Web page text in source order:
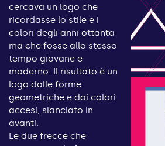
cercava un logo che
ricordasse lo stile e i
colori degli anni ottanta
ma che fosse allo stesso
tempo giovane e
moderno. Il risultato è un
logo dalle forme
geometriche e dai colori
accesi, slanciato in
avanti.
Le due frecce che